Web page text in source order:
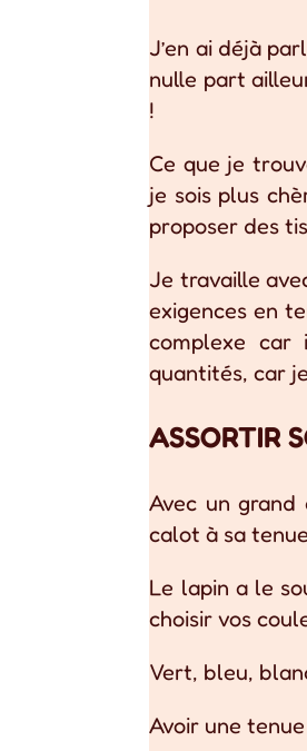
J’en ai déjà
nulle part
!
Ce que je
je sois plus
proposer des
Je travaille
exigences en
complexe car
quantités, car
ASSORTIR
Avec un
calot à sa
Le lapin a le
choisir vos
Vert, bleu,
Avoir une